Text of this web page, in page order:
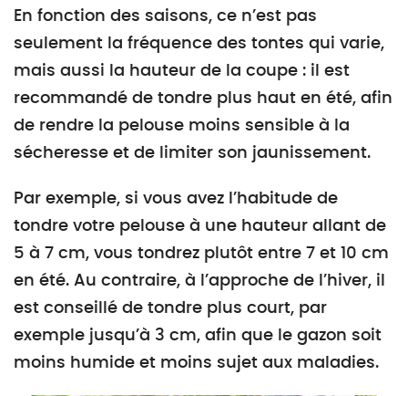
En fonction des saisons, ce n’est pas
seulement la fréquence des tontes qui varie,
mais aussi la hauteur de la coupe : il est
recommandé de tondre plus haut en été, afin
de rendre la pelouse moins sensible à la
sécheresse et de limiter son jaunissement.
Par exemple, si vous avez l’habitude de
tondre votre pelouse à une hauteur allant de
5 à 7 cm, vous tondrez plutôt entre 7 et 10 cm
en été. Au contraire, à l’approche de l’hiver, il
est conseillé de tondre plus court, par
exemple jusqu’à 3 cm, afin que le gazon soit
moins humide et moins sujet aux maladies.